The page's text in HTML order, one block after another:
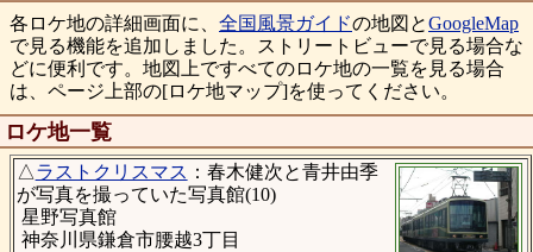
各ロケ地の詳細画面に、 全国風景ガイドの地図とGoogleMap
で見る機能を追加しました。ストリートビューで見る場合な
どに便利です。地図上ですべてのロケ地の一覧を見る場合
は、ページ上部の[ロケ地マップ]を使ってください。
ロケ地一覧
△ラストクリスマス ：春木健次と青井由季
が写真を撮っていた写真館(10)
星野写真館
神奈川県鎌倉市腰越3丁目